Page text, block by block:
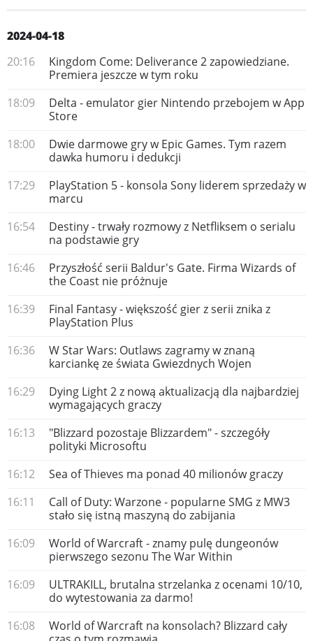
2024-04-18
20:16
Kingdom Come: Deliverance 2 zapowiedziane.
Premiera jeszcze w tym roku
18:09
Delta - emulator gier Nintendo przebojem w App
Store
18:00
Dwie darmowe gry w Epic Games. Tym razem
dawka humoru i dedukcji
17:29
PlayStation 5 - konsola Sony liderem sprzedaży w
marcu
16:54
Destiny - trwały rozmowy z Netfliksem o serialu
na podstawie gry
16:46
Przyszłość serii Baldur's Gate. Firma Wizards of
the Coast nie próżnuje
16:39
Final Fantasy - większość gier z serii znika z
PlayStation Plus
16:36
W Star Wars: Outlaws zagramy w znaną
karciankę ze świata Gwiezdnych Wojen
16:29
Dying Light 2 z nową aktualizacją dla najbardziej
wymagających graczy
16:13
"Blizzard pozostaje Blizzardem" - szczegóły
polityki Microsoftu
16:12
Sea of Thieves ma ponad 40 milionów graczy
16:11
Call of Duty: Warzone - popularne SMG z MW3
stało się istną maszyną do zabijania
16:09
World of Warcraft - znamy pulę dungeonów
pierwszego sezonu The War Within
16:09
ULTRAKILL, brutalna strzelanka z ocenami 10/10,
do wytestowania za darmo!
16:08
World of Warcraft na konsolach? Blizzard cały